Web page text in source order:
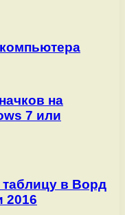
на
7 или
таблицу в Ворд
2016